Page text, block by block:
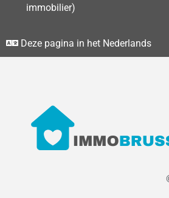
immobilier)
Deze pagina in het Nederlands